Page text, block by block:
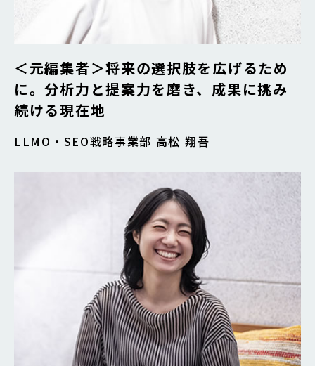
＜元編集者＞将来の選択肢を広げるため
に。分析力と提案力を磨き、成果に挑み
続ける現在地
LLMO・SEO戦略事業部 高松 翔吾